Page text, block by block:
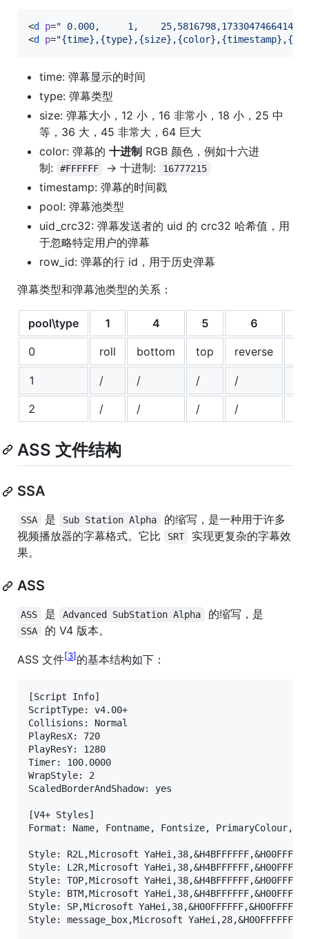
<d p=" 0.000,     1,    25,5816798,1733047466414,
<d p="
time: 弹幕显示的时间
type: 弹幕类型
size: 弹幕大小，12 小，16 非常小，18 小，25 中
等，36 大，45 非常大，64 巨大
color: 弹幕的 十进制 RGB 颜色，例如十六进
制:
#FFFFFF -> 十进制: 16777215
timestamp: 弹幕的时间戳
pool: 弹幕池类型
uid_crc32: 弹幕发送者的 uid 的 crc32 哈希值，用
于忽略特定用户的弹幕
row_id: 弹幕的行 id，用于历史弹幕
弹幕类型和弹幕池类型的关系：
pool\type 1 4 5 6
0 roll bottom top reverse
1 / / / /
2
/ / / /
ASS 文件结构
SSA
SSA 是 Sub Station Alpha
的缩写，是一种用于许多
视频播放器的字幕格式。它比
SRT
实现更复杂的字幕效
果。
ASS
ASS 是 Advanced SubStation Alpha 的缩写，是
SSA 的 V4 版本。
ASS 文件 3 的基本结构如下：
[Script Info]
ScriptType: v4.00+
Collisions: Normal
PlayResX: 720
PlayResY: 1280
Timer: 100.0000
WrapStyle: 2
ScaledBorderAndShadow: yes
[V4+ Styles]
Format: Name, Fontname, Fontsize,
Style: R2L,Microsoft
Style: L2R,Microsoft
Style: TOP,Microsoft
Style: BTM,Microsoft
Style: SP,Microsoft
Style: message_box,Microsoft